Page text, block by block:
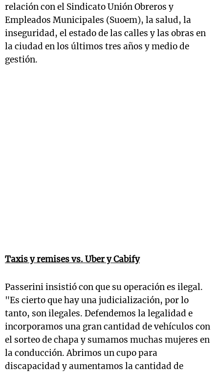
relación con el Sindicato Unión Obreros y
Empleados Municipales (Suoem), la salud, la
inseguridad, el estado de las calles y las obras en
la ciudad en los últimos tres años y medio de
gestión.
Taxis y remises vs. Uber y Cabify
Passerini insistió con que su operación es ilegal.
"Es cierto que hay una judicialización, por lo
tanto, son ilegales. Defendemos la legalidad e
incorporamos una gran cantidad de vehículos con
el sorteo de chapa y sumamos muchas mujeres en
la conducción. Abrimos un cupo para
discapacidad y aumentamos la cantidad de